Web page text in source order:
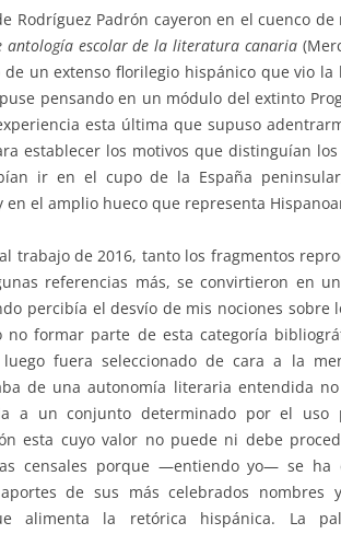
Rodríguez Padrón cayeron en el cuenco
antología escolar de la literatura canaria
un extenso florilegio hispánico que vio la
pensando en un módulo del extinto
esta última que supuso
establecer los motivos que distinguían
ir en el cupo de la España
en el amplio hueco que representa
trabajo de 2016, tanto los fragmentos
referencias más, se convirtieron en
percibía el desvío de mis nociones sobre
formar parte de esta categoría
fuera seleccionado de cara a la
de una autonomía literaria entendida
a un conjunto determinado por el uso
esta cuyo valor no puede ni debe
censales porque —entiendo yo— se ha
de sus más celebrados nombres
alimenta la retórica hispánica. La